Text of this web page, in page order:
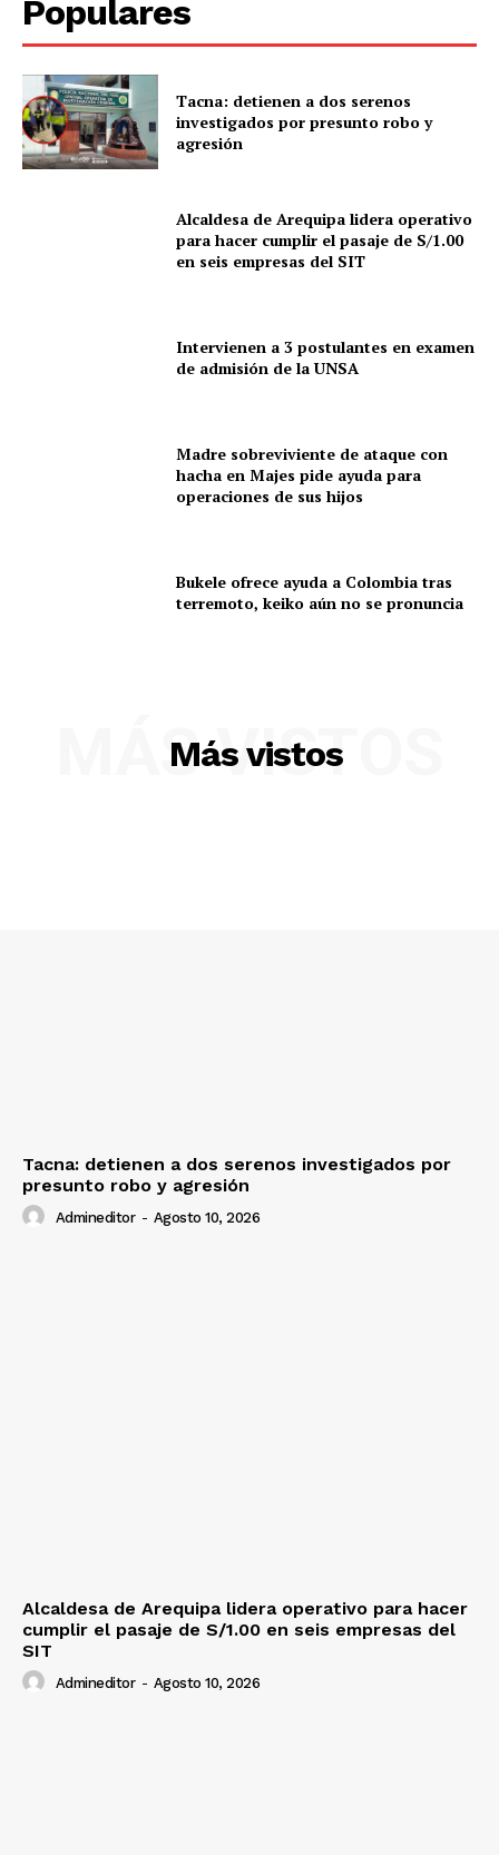
Populares
Tacna: detienen a dos serenos
investigados por presunto robo y
agresión
Alcaldesa de Arequipa lidera operativo
para hacer cumplir el pasaje de S/1.00
en seis empresas del SIT
Intervienen a 3 postulantes en examen
de admisión de la UNSA
Madre sobreviviente de ataque con
hacha en Majes pide ayuda para
operaciones de sus hijos
Bukele ofrece ayuda a Colombia tras
terremoto, keiko aún no se pronuncia
Más vistos
MÁS VISTOS
Tacna: detienen a dos serenos investigados por
presunto robo y agresión
Admineditor - Agosto 10, 2026
Alcaldesa de Arequipa lidera operativo para hacer
cumplir el pasaje de S/1.00 en seis empresas del
SIT
Admineditor - Agosto 10, 2026